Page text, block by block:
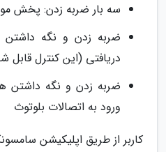
سه بار ضربه زدن: پخش
دریافتی (این کنترل
ورود به اتصالات بلوتوث
کاربر از طریق اپلیکیشن